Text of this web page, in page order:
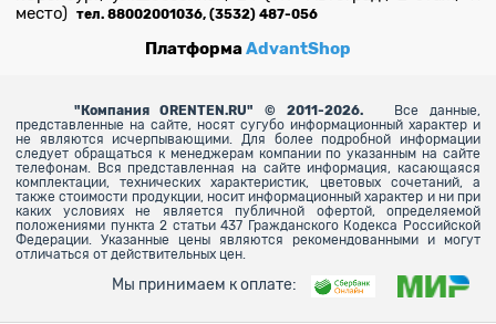
место) тел. 88002001036, (3532) 487-056
ПлатформаAdvantShop
" Компания ORENTEN.RU" © 2011-2026.
Все данные,
представленные на сайте, носят сугубо информационный характер и
не являются исчерпывающими. Для более подробной информации
следует обращаться к менеджерам компании по указанным на сайте
телефонам. Вся представленная на сайте информация, касающаяся
комплектации, технических характеристик, цветовых сочетаний, а
также стоимости продукции, носит информационный характер и ни при
каких условиях не является публичной офертой, определяемой
положениями пункта 2 статьи 437 Гражданского Кодекса Российской
Федерации. Указанные цены являются рекомендованными и могут
отличаться от действительных цен.
Мы принимаем к оплате: